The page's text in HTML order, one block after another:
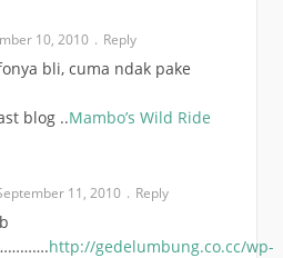
10, 2010 Reply
bli, cuma ndak pake
blog ..Mambo’s Wild Ride
11, 2010 Reply
http://gedelumbung.co.cc/wp-